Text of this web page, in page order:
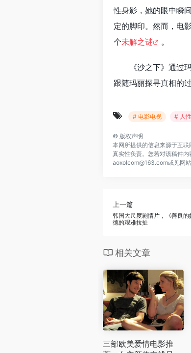
性身影，她的眼中瞬
定的脚印。然而，电
个未解之谜 。
《沙之下》通过
跟随玛丽探寻真相的
# 电影电视 # 人
© 版权声明
本网所提供的信息来源于互
真实性负责。您若对该稿件
aoxolcom@163.com或见网站
上一篇
韩国大尺度剧情片，《善良
德的艰难拉扯
相关文章
三部欧美爱情电影推